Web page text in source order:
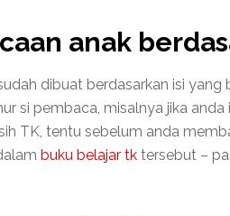
anak
dibuat berdasarkan isi yang
si pembaca, misalnya jika
TK, tentu sebelum anda
buku belajar tk tersebut –